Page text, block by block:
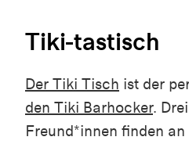
Tiki-tastisch
Der Tiki Tisch ist der
den Tiki Barhocker.
Freund*innen finden an